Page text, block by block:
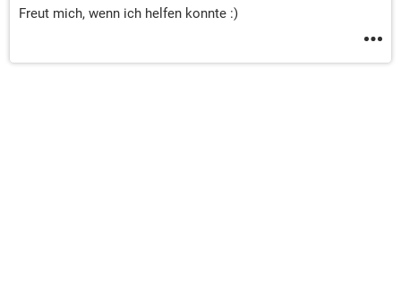
Freut mich, wenn ich helfen konnte :)